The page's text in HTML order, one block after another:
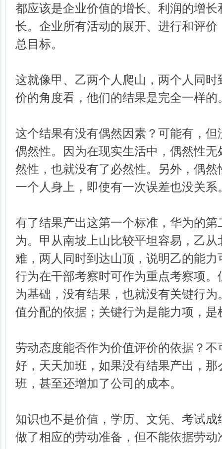
都应该是企业价值的增长、利润的增
长。企业所有活动的展开、进行和评
总目标。
这就像甲、乙两个人爬山，两个人同
价的角度看，他们的结果是完全一样的
这个结果有没有偶然因素？可能有，
偶然性。因为在现实生活中，偶然性
然性，也就没有了必然性。另外，偶
一个人身上，即使有一次误差也没关系
有了结果产出这第一个标准，华为的
为。甲从南坡上山比较平坦容易，乙
难，两人同时到达山顶，说明乙的能
行为在干部考察时可作为重点考察项
为基础，没有结果，也就没有关键行
值分配的依据；关键行为是能力项，
劳动态度能否作为价值评价的依据？
好，天天加班，如果没有结果产出，
班，甚至还增加了公司的成本。
知识也不是价值，学历、文凭、考试
做了相应的劳动准备，但不能依据劳